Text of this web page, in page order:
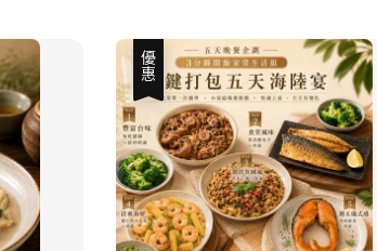
優惠